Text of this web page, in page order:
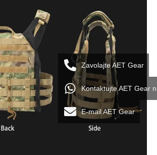
Zavolajte AET Gear
Kontaktujte AET Gear
E-mail AET Gear